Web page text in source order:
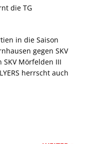
die TG
in die Saison
gegen SKV
Mörfelden III
herrscht auch